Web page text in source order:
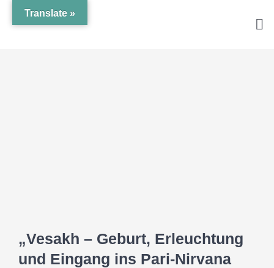
Inhalt
„Vesakh – Geburt, Erleuchtung
und Eingang ins Pari-Nirvana
Translate »